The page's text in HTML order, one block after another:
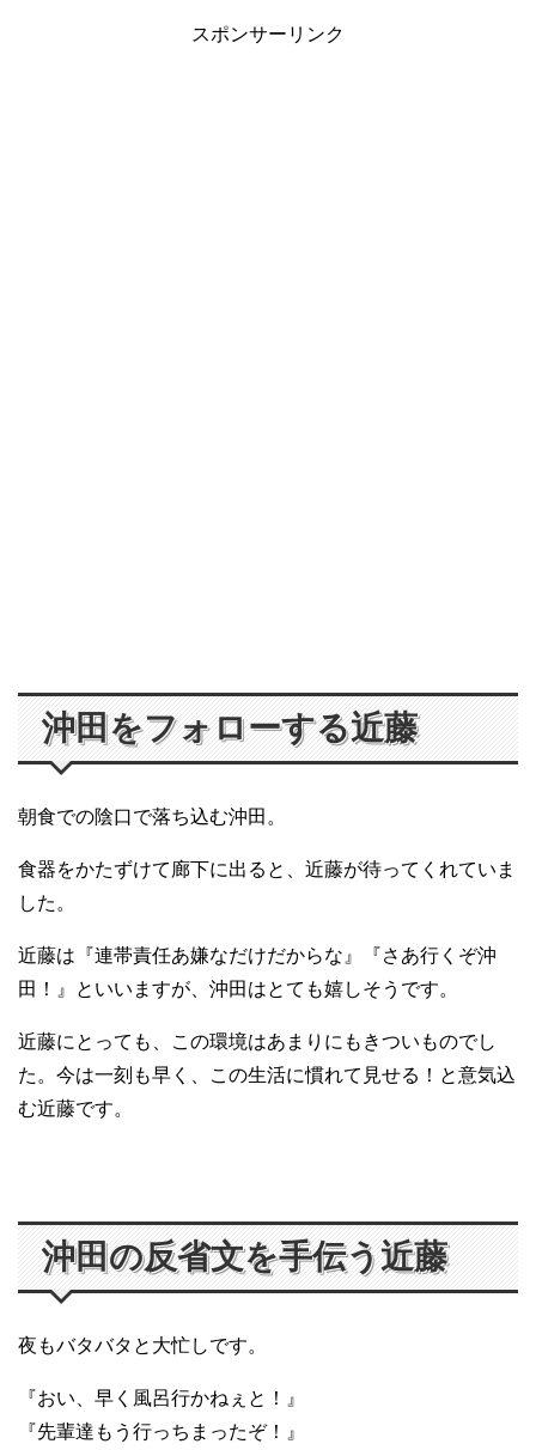
スポンサーリンク
沖田をフォローする近藤
朝食での陰口で落ち込む沖田。
食器をかたずけて廊下に出ると、近藤が待ってくれていま
した。
近藤は『連帯責任あ嫌なだけだからな』『さあ行くぞ沖
田！』といいますが、沖田はとても嬉しそうです。
近藤にとっても、この環境はあまりにもきついものでし
た。今は一刻も早く、この生活に慣れて見せる！と意気込
む近藤です。
沖田の反省文を手伝う近藤
夜もバタバタと大忙しです。
『おい、早く風呂行かねぇと！』
『先輩達もう行っちまったぞ！』